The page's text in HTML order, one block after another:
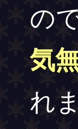
の
気
れ